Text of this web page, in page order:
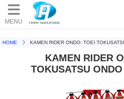
MENU
HOME KAMEN RIDER ONDO: TOEI
KAMEN RIDER
TOKUSATSU